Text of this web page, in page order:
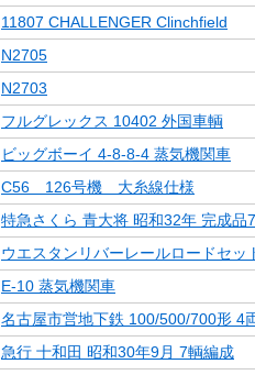
11807 CHALLENGER Clinchfield
N2705
N2703
フルグレックス 10402 外国車輌
ビッグボーイ 4-8-8-4 蒸気機関車
C56 126号機 大糸線仕様
特急さくら 青大将 昭和32年 完成品
ウエスタンリバーレールロードセッ
E-10 蒸気機関車
名古屋市営地下鉄 100/500/700形 4
急行 十和田 昭和30年9月 7輌編成